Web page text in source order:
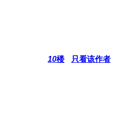
10楼 只看该作者